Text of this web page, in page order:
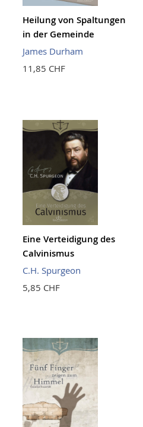
Heilung von Spaltungen
in der Gemeinde
James Durham
11,85 CHF
Eine Verteidigung des
Calvinismus
C.H. Spurgeon
5,85 CHF